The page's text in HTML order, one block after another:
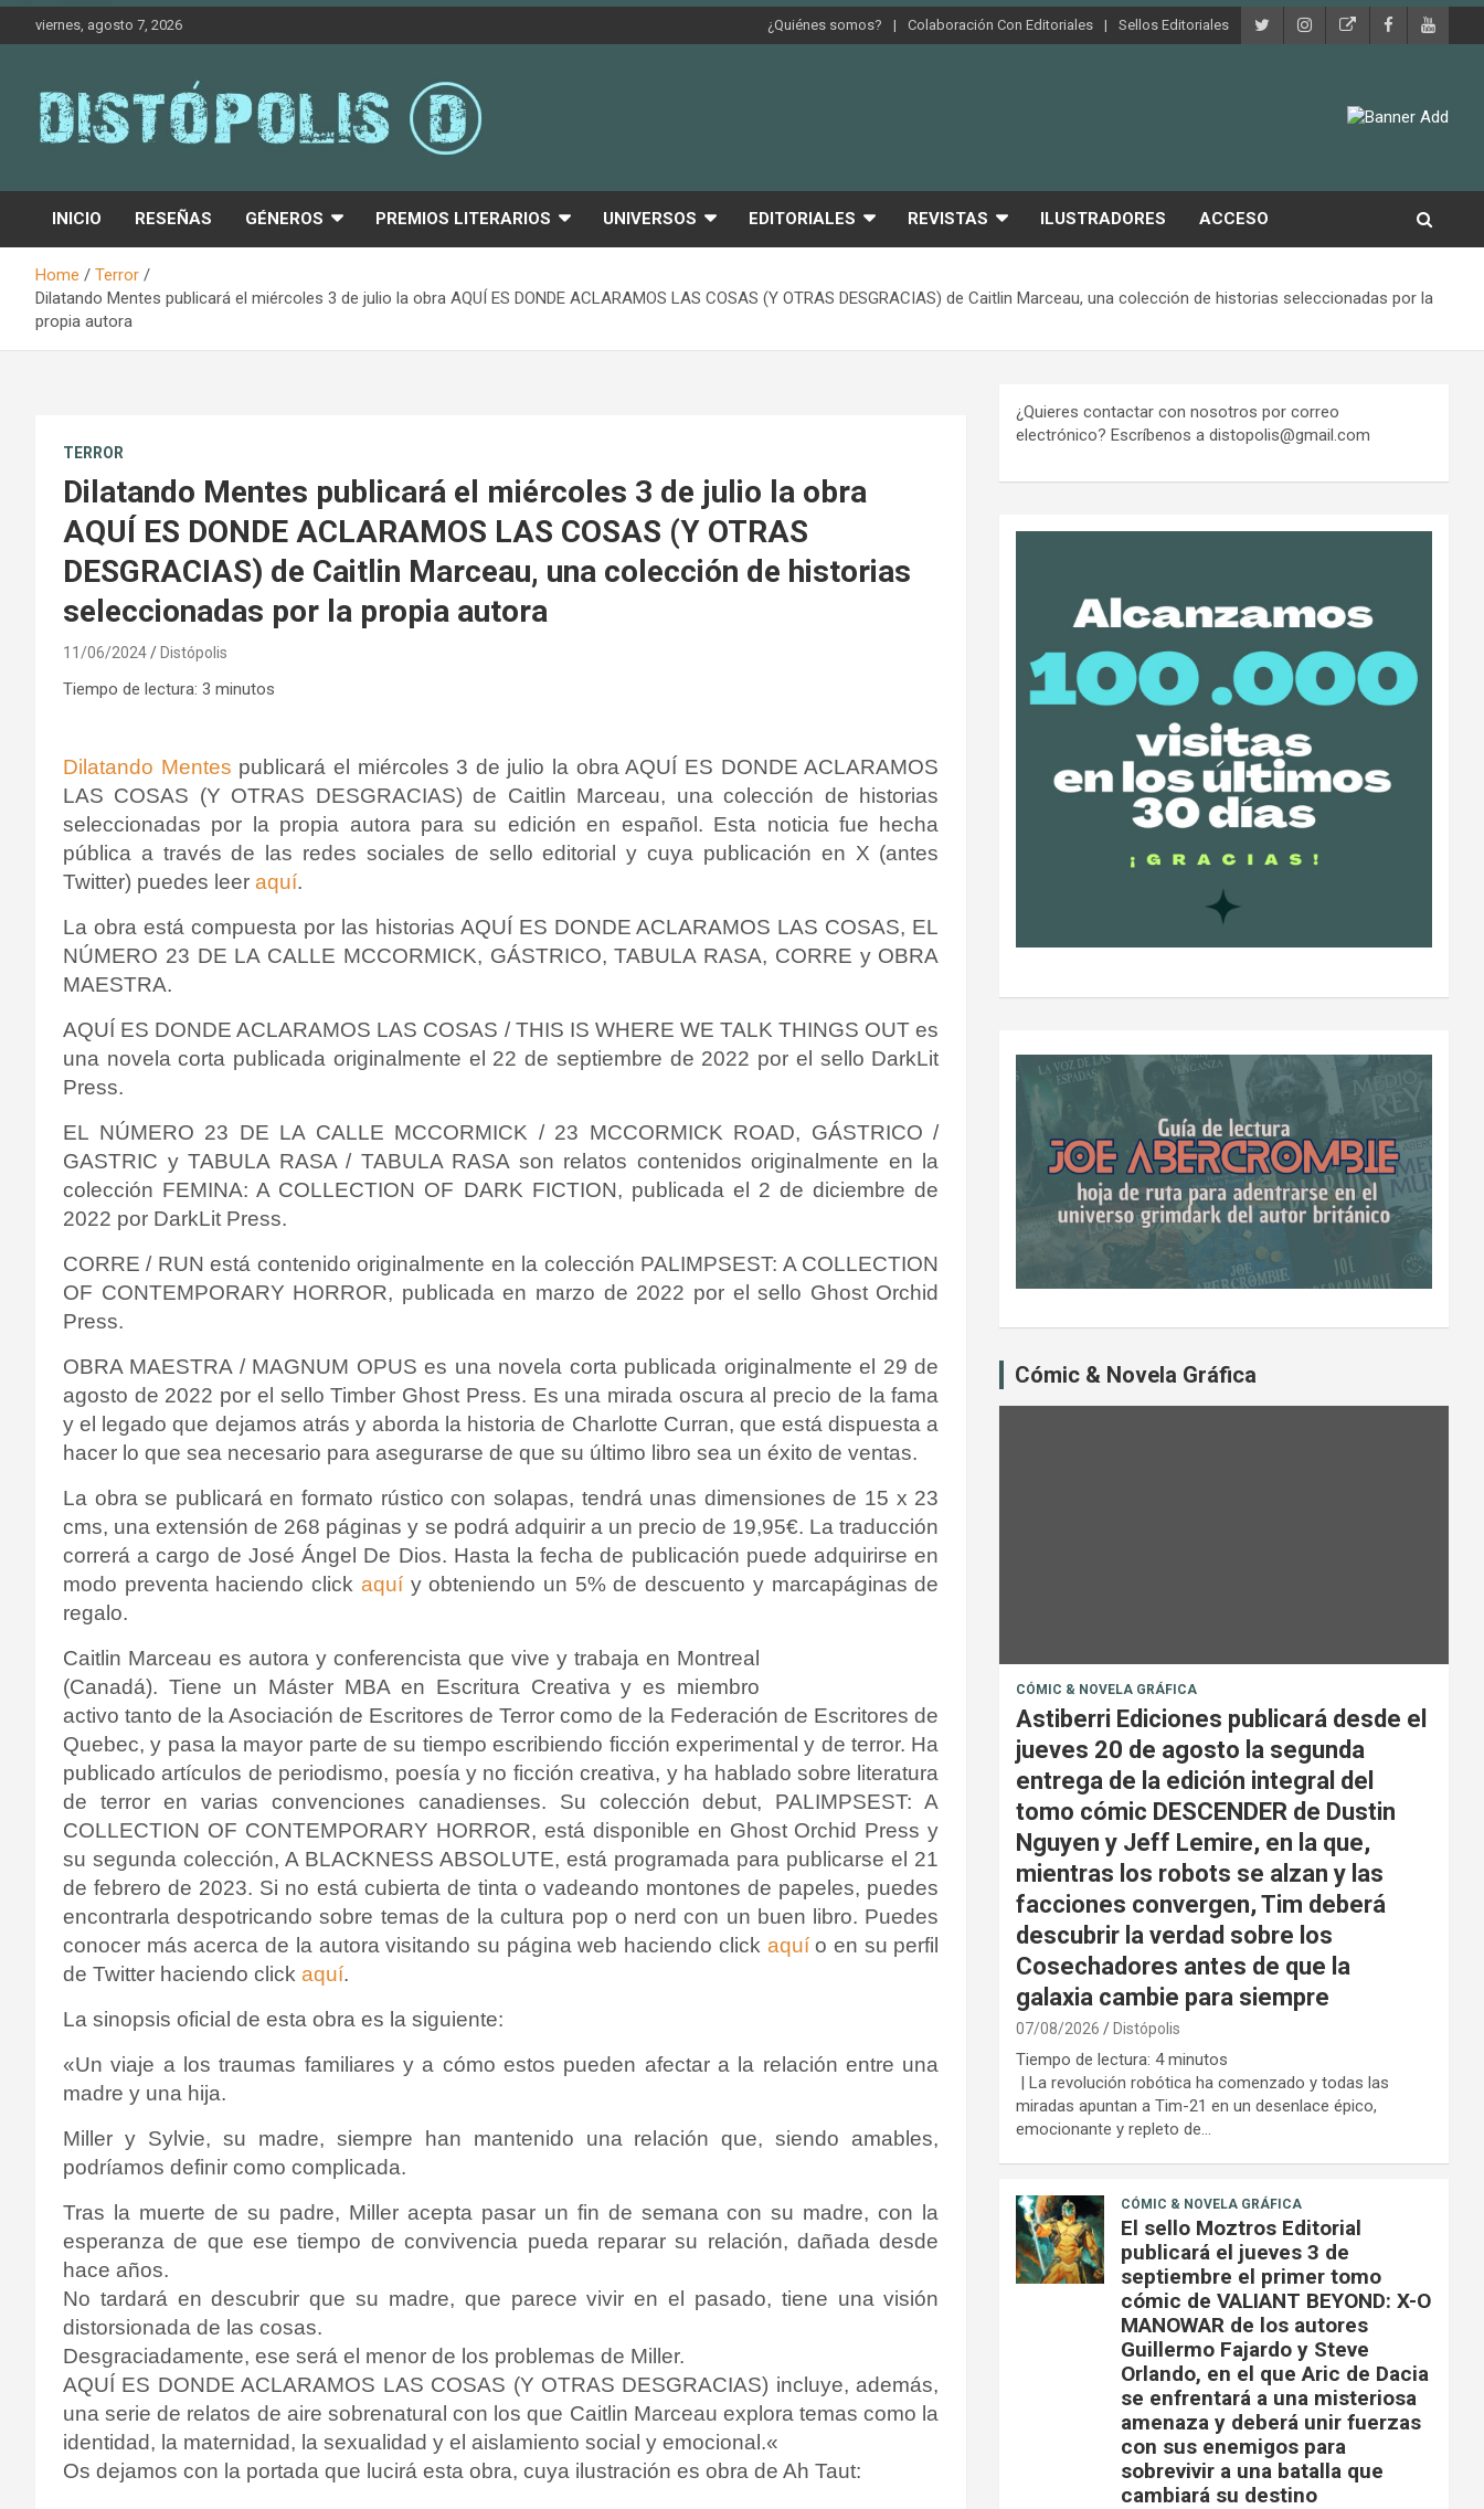
Skip
viernes, agosto 7, 2026 ¿Quiénes somos? Colaboración Con Editoriales Sellos Editoriales
Distópolis
INICIO RESEÑAS GÉNEROS PREMIOS LITERARIOS UNIVERSOS EDITORIALES REVISTAS ILUSTRADORES ACCESO
Home
Terror
Dilatando Mentes publicará el miércoles 3 de julio la obra AQUÍ ES DONDE ACLARAMOS LAS COSAS (Y OTRAS DESGRACIAS) de Caitlin Marceau, una colección de historias seleccionadas por la
propia autora
TERROR
Dilatando Mentes publicará el miércoles 3 de julio la obra
AQUÍ ES DONDE ACLARAMOS LAS COSAS (Y OTRAS
DESGRACIAS) de Caitlin Marceau, una colección de historias
seleccionadas por la propia autora
11/06/2024 Distópolis
Tiempo de lectura: 3 minutos
Dilatando Mentes publicará el miércoles 3 de julio la obra AQUÍ ES DONDE ACLARAMOS
LAS COSAS (Y OTRAS DESGRACIAS) de Caitlin Marceau, una colección de historias
seleccionadas por la propia autora para su edición en español. Esta noticia fue hecha
pública a través de las redes sociales de sello editorial y cuya publicación en X (antes
Twitter) puedes leer aquí.
La obra está compuesta por las historias AQUÍ ES DONDE ACLARAMOS LAS COSAS, EL
NÚMERO 23 DE LA CALLE MCCORMICK, GÁSTRICO, TABULA RASA, CORRE y OBRA
MAESTRA.
AQUÍ ES DONDE ACLARAMOS LAS COSAS / THIS IS WHERE WE TALK THINGS OUT es
una novela corta publicada originalmente el 22 de septiembre de 2022 por el sello DarkLit
Press.
EL NÚMERO 23 DE LA CALLE MCCORMICK / 23 MCCORMICK ROAD, GÁSTRICO /
GASTRIC y TABULA RASA / TABULA RASAson relatos contenidos originalmente en la
colección FEMINA: A COLLECTION OF DARK FICTION, publicada el 2 de diciembre de
2022 por DarkLit Press.
CORRE / RUN está contenido originalmente en la colección PALIMPSEST: A COLLECTION
OF CONTEMPORARY HORROR, publicada en marzo de 2022 por el sello Ghost Orchid
Press.
OBRA MAESTRA / MAGNUM OPUS es una novela corta publicada originalmente el 29 de
agosto de 2022 por el selloTimber Ghost Press. Es una mirada oscura al precio de la fama
y el legado que dejamos atrás y aborda la historia de Charlotte Curran, que está dispuesta a
hacer lo que sea necesario para asegurarse de que su último libro sea un éxito de ventas.
La obra se publicará en formato rústico con solapas, tendrá unas dimensiones de 15 x 23
cms, una extensión de 268 páginas y se podrá adquirir a un precio de 19,95€. La traducción
correrá a cargo de José Ángel De Dios. Hasta la fecha de publicación puede adquirirse en
modo preventa haciendo click aquíy obteniendo un 5% de descuento y marcapáginas de
regalo.
Caitlin Marceau es autora y conferencista que vive y trabaja en Montreal
(Canadá). Tiene un Máster MBA en Escritura Creativa y es miembro
activo tanto de la Asociación de Escritores de Terror como de la Federación de Escritores de
Quebec, y pasa la mayor parte de su tiempo escribiendo ficción experimental y de terror. Ha
publicado artículos de periodismo, poesía y no ficción creativa, y ha hablado sobre literatura
de terror en varias convenciones canadienses.
Su colección debut, PALIMPSEST: A
COLLECTION OF CONTEMPORARY HORROR, está disponible en Ghost Orchid Press y
su segunda colección, A BLACKNESS ABSOLUTE, está programada para publicarse el 21
de febrero de 2023. Si no está cubierta de tinta o vadeando montones de papeles, puedes
encontrarla despotricando sobre temas de la cultura pop o nerd con un buen libro. Puedes
conocer más acerca de la autora visitando su página web haciendo click aquío en su perfil
de Twitter haciendo click aquí.
La sinopsis oficial de esta obra es la siguiente:
«Un viaje a los traumas familiares y a cómo estos pueden afectar a la relación entre una
madre y una hija.
Miller y Sylvie, su madre, siempre han mantenido una relación que, siendo amables,
podríamos definir como complicada.
Tras la muerte de su padre, Miller acepta pasar un fin de semana con su madre, con la
esperanza de que ese tiempo de convivencia pueda reparar su relación, dañada desde
hace años.
No tardará en descubrir que su madre, que parece vivir en el pasado, tiene una visión
distorsionada de las cosas.
Desgraciadamente, ese será el menor de los problemas de Miller.
AQUÍ ES DONDE ACLARAMOS LAS COSAS (Y OTRAS DESGRACIAS) incluye, además,
una serie de relatos de aire sobrenatural con los que Caitlin Marceau explora temas como la
identidad, la maternidad, la sexualidad y el aislamiento social y emocional.«
Os dejamos con la portada que lucirá esta obra, cuya ilustración es obra de Ah Taut:
¿Quieres contactar con nosotros por correo
electrónico? Escríbenos a distopolis@gmail.com
Cómic & Novela Gráfica
CÓMIC & NOVELA GRÁFICA
Astiberri Ediciones publicará desde el
jueves 20 de agosto la segunda
entrega de la edición integral del
tomo cómic DESCENDER de Dustin
Nguyen y Jeff Lemire, en la que,
mientras los robots se alzan y las
facciones convergen, Tim deberá
descubrir la verdad sobre los
Cosechadores antes de que la
galaxia cambie para siempre
07/08/2026 Distópolis
Tiempo de lectura: 4 minutos
| La revolución robótica ha comenzado y todas las
miradas apuntan a Tim-21 en un desenlace épico,
emocionante y repleto de…
CÓMIC & NOVELA GRÁFICA
El sello Moztros Editorial
publicará el jueves 3 de
septiembre el primer tomo
cómic de VALIANT BEYOND: X-O
MANOWAR de los autores
Guillermo Fajardo y Steve
Orlando, en el que Aric de Dacia
se enfrentará a una misteriosa
amenaza y deberá unir fuerzas
con sus enemigos para
sobrevivir a una batalla que
cambiará su destino